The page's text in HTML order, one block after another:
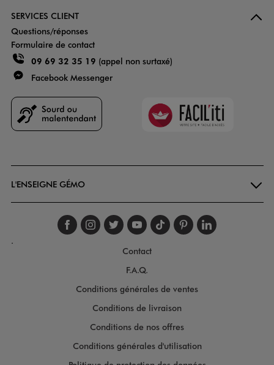
SERVICES CLIENT
Questions/réponses
Formulaire de contact
09 69 32 35 19 (appel non surtaxé)
Facebook Messenger
Faciliti
L'ENSEIGNE GÉMO
Suivez-nous sur
Suivez-nous sur
Suivez-nous sur
Suivez-nous
Suivez-nous
Suivez-
.
Contact
F.A.Q.
Conditions générales de ventes
Conditions de livraison
Conditions de nos offres
Conditions générales d'utilisation